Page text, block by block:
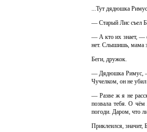
...Тут дядюшка
— Старый Лис съел
— А кто их знает, —
нет. Слышишь, мама
Беги, дружок.
— Дядюшка Римус, —
Чучелком, он не убил
— Разве ж я не
позвала тебя. О
погоди. Даром, что
Приклеился, значит,